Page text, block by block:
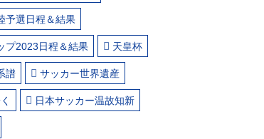
予選日程＆結果
プ2023日程＆結果 天皇杯
譜 サッカー世界遺産
日本サッカー温故知新